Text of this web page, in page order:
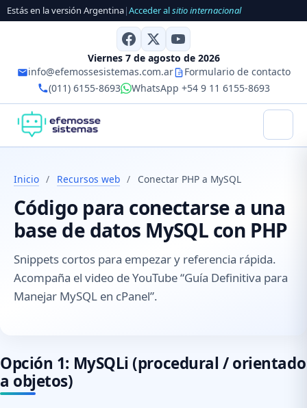
Estás en la versión Argentina|Acceder alsitio internacional
Viernes 7 de agosto de 2026
info@efemossesistemas.com.ar
Formulario de contacto
(011) 6155-8693
WhatsApp +54 9 11 6155-8693
Inicio / Recursos web / Conectar PHP a MySQL
Código para conectarse a una
base de datos MySQL con PHP
Snippets cortos para empezar y referencia rápida.
Acompaña el video de YouTube “Guía Definitiva para
Manejar MySQL en cPanel”.
Opción 1: MySQLi (procedural / orientado
a objetos)